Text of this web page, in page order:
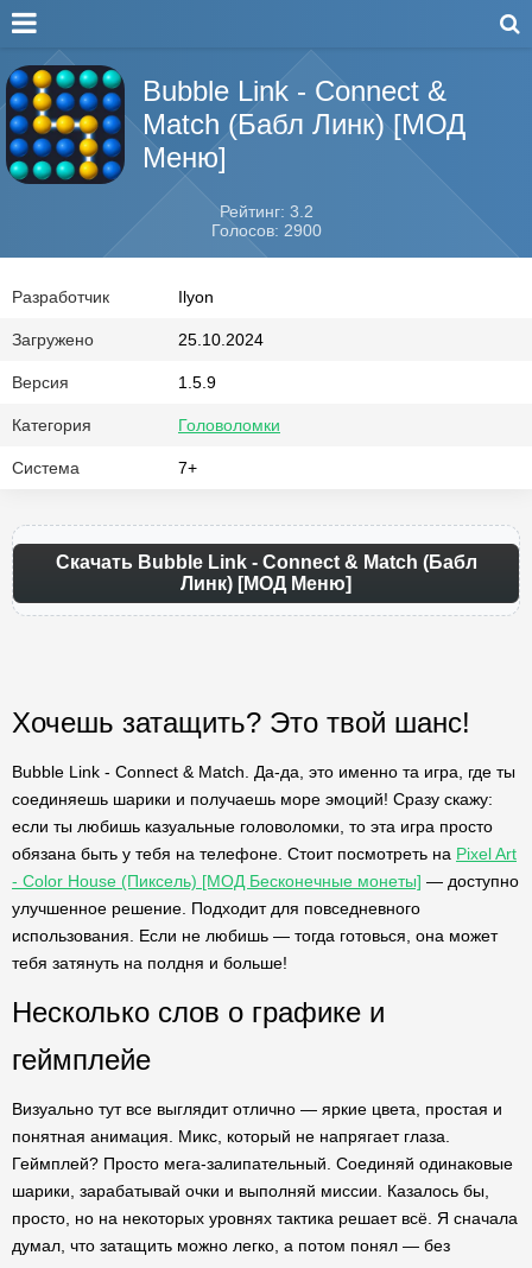
Bubble Link - Connect &
Match (Бабл Линк) [МОД
Меню]
Рейтинг: 3.2
Голосов: 2900
Разработчик Ilyon
Загружено 25.10.2024
Версия 1.5.9
Категория Головоломки
Система 7+
Скачать Bubble Link - Connect & Match (Бабл
Линк) [МОД Меню]
Хочешь затащить? Это твой шанс!
Bubble Link - Connect & Match. Да-да, это именно та игра, где ты
соединяешь шарики и получаешь море эмоций! Сразу скажу:
если ты любишь казуальные головоломки, то эта игра просто
обязана быть у тебя на телефоне. Стоит посмотреть на Pixel Art
- Color House (Пиксель) [МОД Бесконечные монеты] — доступно
улучшенное решение. Подходит для повседневного
использования. Если не любишь — тогда готовься, она может
тебя затянуть на полдня и больше!
Несколько слов о графике и
геймплейе
Визуально тут все выглядит отлично — яркие цвета, простая и
понятная анимация. Микс, который не напрягает глаза.
Геймплей? Просто мега-залипательный. Соединяй одинаковые
шарики, зарабатывай очки и выполняй миссии. Казалось бы,
просто, но на некоторых уровнях тактика решает всё. Я сначала
думал, что затащить можно легко, а потом понял — без